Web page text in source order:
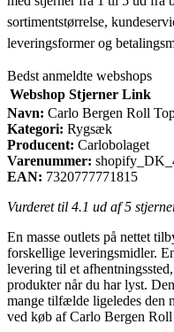
sortimentstørrelse,
leveringsformer og
Bedst anmeldte webshops
Webshop Stjerner Link
Navn: Carlo Bergen Roll
Kategori: Rygsæk
Producent: Carlobolaget
Varenummer:
EAN: 7320777771815
Vurderet til 4.1 ud af 5
En masse outlets på nettet
forskellige leveringsmidler.
levering til et
produkter når du har lyst.
mange tilfælde ligeledes den
ved køb af Carlo Bergen